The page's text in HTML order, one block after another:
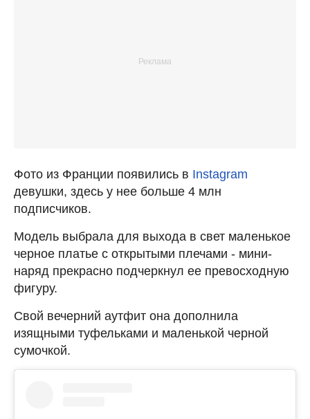
Фото из Франции появились в Instagram
девушки, здесь у нее больше 4 млн
подписчиков.
Модель выбрала для выхода в свет маленькое
черное платье с открытыми плечами - мини-
наряд прекрасно подчеркнул ее превосходную
фигуру.
Свой вечерний аутфит она дополнила
изящными туфельками и маленькой черной
сумочкой.